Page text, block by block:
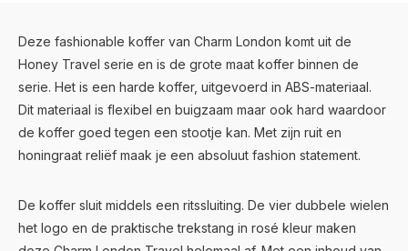
Deze fashionable koffer van Charm London komt uit de
Honey Travel serie en is de grote maat koffer binnen de
serie. Het is een harde koffer, uitgevoerd in ABS-materiaal.
Dit materiaal is flexibel en buigzaam maar ook hard waardoor
de koffer goed tegen een stootje kan. Met zijn ruit en
honingraat reliëf maak je een absoluut fashion statement.
De koffer sluit middels een ritssluiting. De vier dubbele wielen
het logo en de praktische trekstang in rosé kleur maken